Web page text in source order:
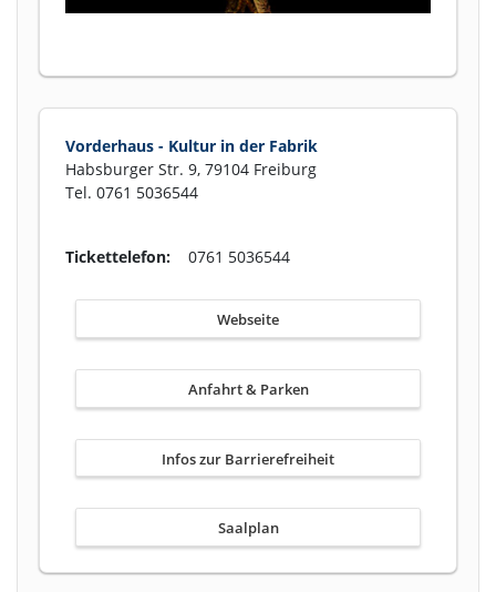
Vorderhaus - Kultur in der Fabrik
Habsburger Str. 9, 79104 Freiburg
Tel. 0761 5036544
Tickettelefon: 0761 5036544
Webseite
Anfahrt & Parken
Infos zur Barrierefreiheit
Saalplan